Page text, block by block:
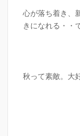
心が落ち着き、
きになれる・・
秋って素敵。大